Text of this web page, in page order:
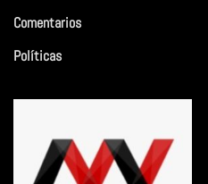
Comentarios
Políticas